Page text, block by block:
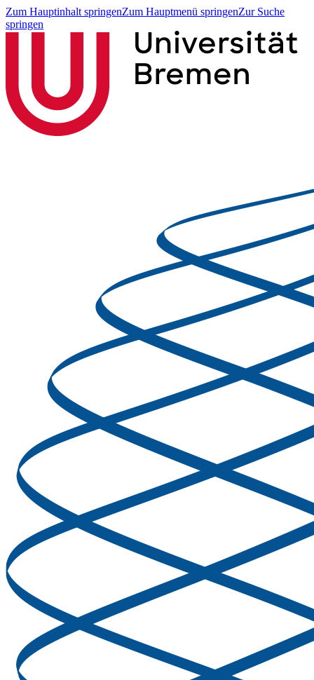
Zum Hauptinhalt springenZum Hauptmenü springenZur Suche
springen